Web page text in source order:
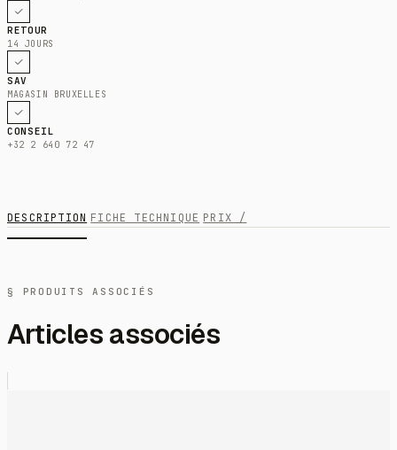
RETOUR
14 JOURS
SAV
MAGASIN BRUXELLES
CONSEIL
+32 2 640 72 47
DESCRIPTION FICHE TECHNIQUE PRIX /
§ PRODUITS ASSOCIÉS
Articles associés